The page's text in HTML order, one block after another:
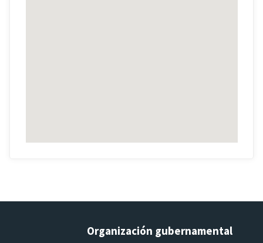
Organización gubernamental